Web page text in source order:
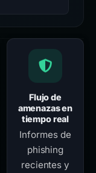
Flujo de
amenazas en
tiempo real
Informes de
phishing
recientes y